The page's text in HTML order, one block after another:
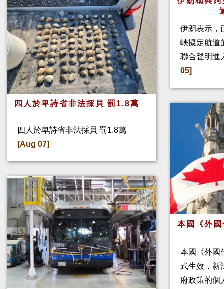
四人於卑詩省非法採貝 罰1.8萬
四人於卑詩省非法採貝 罰1.8萬
[Aug 07]
伊朗表示，
峽擬定航道
聯合聲明進
05]
本國《外
本國《外國
式生效，新
府政策的個